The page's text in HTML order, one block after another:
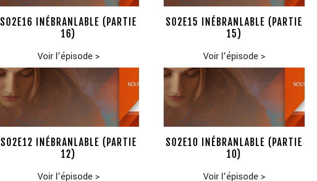
S02E16 INÉBRANLABLE (PARTIE
16)
Voir l'épisode >
S02E15 INÉBRANLABLE (PARTIE
15)
Voir l'épisode >
S02E12 INÉBRANLABLE (PARTIE
12)
Voir l'épisode >
S02E10 INÉBRANLABLE (PARTIE
10)
Voir l'épisode >